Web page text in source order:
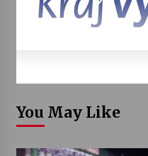
You May Like